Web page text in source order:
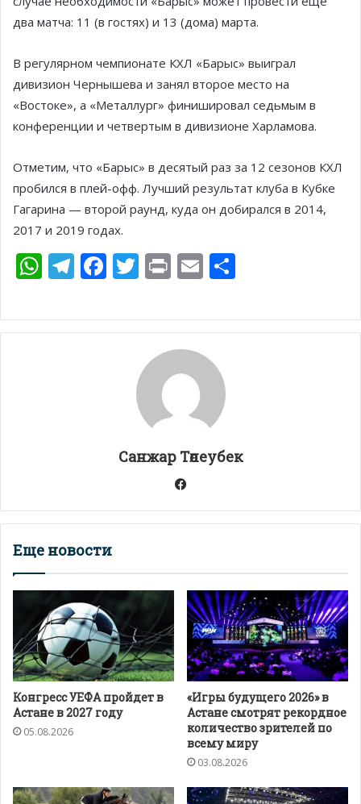
два матча: 11 (в гостях) и 13 (дома) марта.
В регулярном чемпионате КХЛ «Барыс» выиграл
дивизион Чернышева и занял второе место на
«Востоке», а «Металлург» финишировал седьмым в
конференции и четвертым в дивизионе Харламова.
Отметим, что «Барыс» в десятый раз за 12 сезонов КХЛ
пробился в плей-офф. Лучший результат клуба в Кубке
Гагарина — второй раунд, куда он добирался в 2014,
2017 и 2019 годах.
W
at
s
T
e
gr
F
e
b
T
itt
er
Pr
t
E
ai
l
п
р
т
ь
Санжар Төлеубек
Facebook
Еще новости
Конгресс УЕФА пройдет в
Астане в 2027 году
05.08.2026
«Игры будущего 2026» в
Астане смотрят рекордное
количество зрителей по
всему миру
03.08.2026